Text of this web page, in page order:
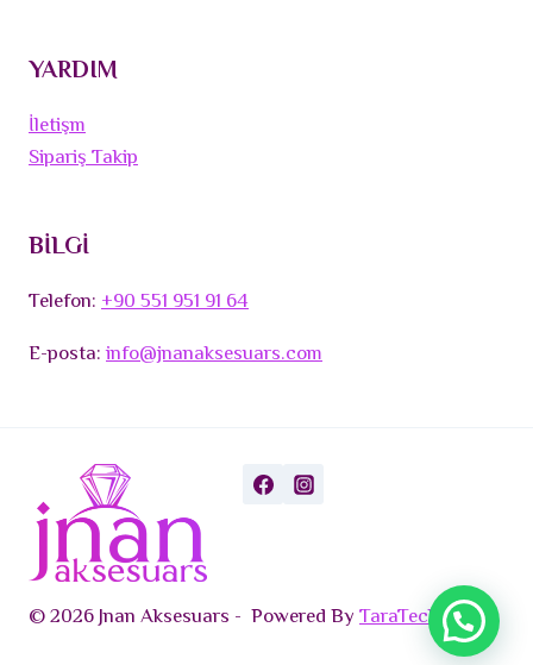
YARDIM
İletişm
Sipariş Takip
BİLGİ
Telefon:+90 551 951 91 64
E-posta:info@jnanaksesuars.com
© 2026 Jnan Aksesuars - Powered ByTaraTech